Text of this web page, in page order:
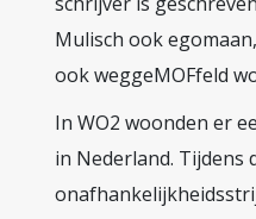
Mulisch ook
ook weggeMOFfeld
In WO2 woonden er
in Nederland. Tijdens